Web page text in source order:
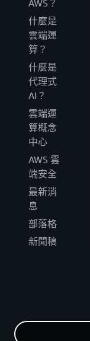
AWS？
什麼是
雲端運
算？
什麼是
代理式
AI？
雲端運
算概念
中心
AWS 雲
端安全
最新消
息
部落格
新聞稿